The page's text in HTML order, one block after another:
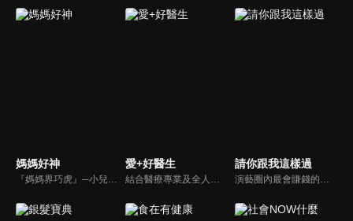
媽媽好神
『媽媽界巧虎』─小兒科醫師黃瑽寧，『國民媽媽』─鍾欣凌，兩人領軍擁有十八般武藝的好神媽媽團，為全台媽媽們發聲，所有育兒新知，家庭秘辛，全家大小健康，都會在《媽媽好神》一一解惑！
愛+好醫生
結合醫療專業及全人關懷的新型態節目，主持人黃瑽寧醫師親訪家庭，跨領域醫療顧問團全方位檢視，提供最完整、實用和正確的資訊來守護孩子的健康。
請你跟我這樣過
演藝圈內最會賺錢的侯昌明，以親身經歷教你理財；採訪經歷豐沛的黃文華，把所見所聞通通報你哉。不論是理財知識、兩性問題、生活資訊，完全貼近市井小民的所需所求，保證讓你生活過更好！